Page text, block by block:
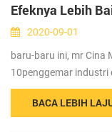
Efeknya Lebih
2020-09-01
baru-baru ini, mr Cina
10penggemar industri
tangga, memberi tahu
malaysia panas dan
BACA LEBIH